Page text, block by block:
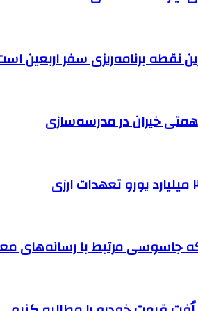
نقطه برنامه‌ریزی سفر اربعین
جاسوسی مرتبط با رسانه‌های